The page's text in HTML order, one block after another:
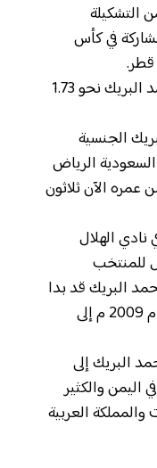
التشكيلة
في كأس
يبلغ طول اللاعب السعودي محمد البريك نحو 1.73
الجنسية
الرياض
يبلغ من عمره الآن ثلاثون
الهلال
للمنتخب
البريك قد بدا
نشاطه في لعب كرة القدم منذ عام 2009 م إلى
البريك إلى
اليمن والكثير
العربية